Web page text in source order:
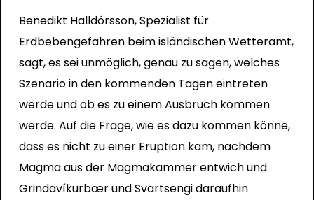
Benedikt Halldórsson, Spezialist für
Erdbebengefahren beim isländischen Wetteramt,
sagt, es sei unmöglich, genau zu sagen, welches
Szenario in den kommenden Tagen eintreten
werde und ob es zu einem Ausbruch kommen
werde. Auf die Frage, wie es dazu kommen könne,
dass es nicht zu einer Eruption kam, nachdem
Magma aus der Magmakammer entwich und
Grindavíkurbær und Svartsengi daraufhin